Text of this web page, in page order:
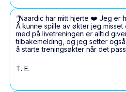
“Naardic har mitt hjerte ❤️ Jeg er
Å kunne spille av økter jeg
med på livetreningen er alltid
tilbakemelding, og jeg setter
å starte treningsøkter når det
T. E.